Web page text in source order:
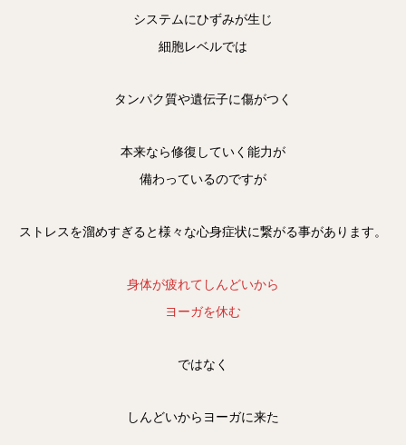
システムにひずみが生じ
細胞レベルでは
タンパク質や遺伝子に傷がつく
本来なら修復していく能力が
備わっているのですが
ストレスを溜めすぎると様々な心身症状に繋がる事があります。
身体が疲れてしんどいから
ヨーガを休む
ではなく
しんどいからヨーガに来た